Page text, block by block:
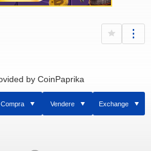
by CoinPaprika
Compra Vendere Exchange